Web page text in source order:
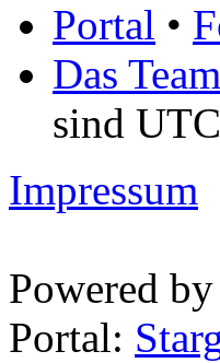
Portal •
Das Team
sind
Impressum
Powered by
Portal: